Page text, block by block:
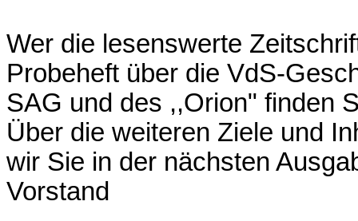
Wer die lesenswerte
Probeheft über die VdS-
SAG und des ,,Orion" finden
Über die weiteren Ziele und
wir Sie in der nächsten
Vorstand